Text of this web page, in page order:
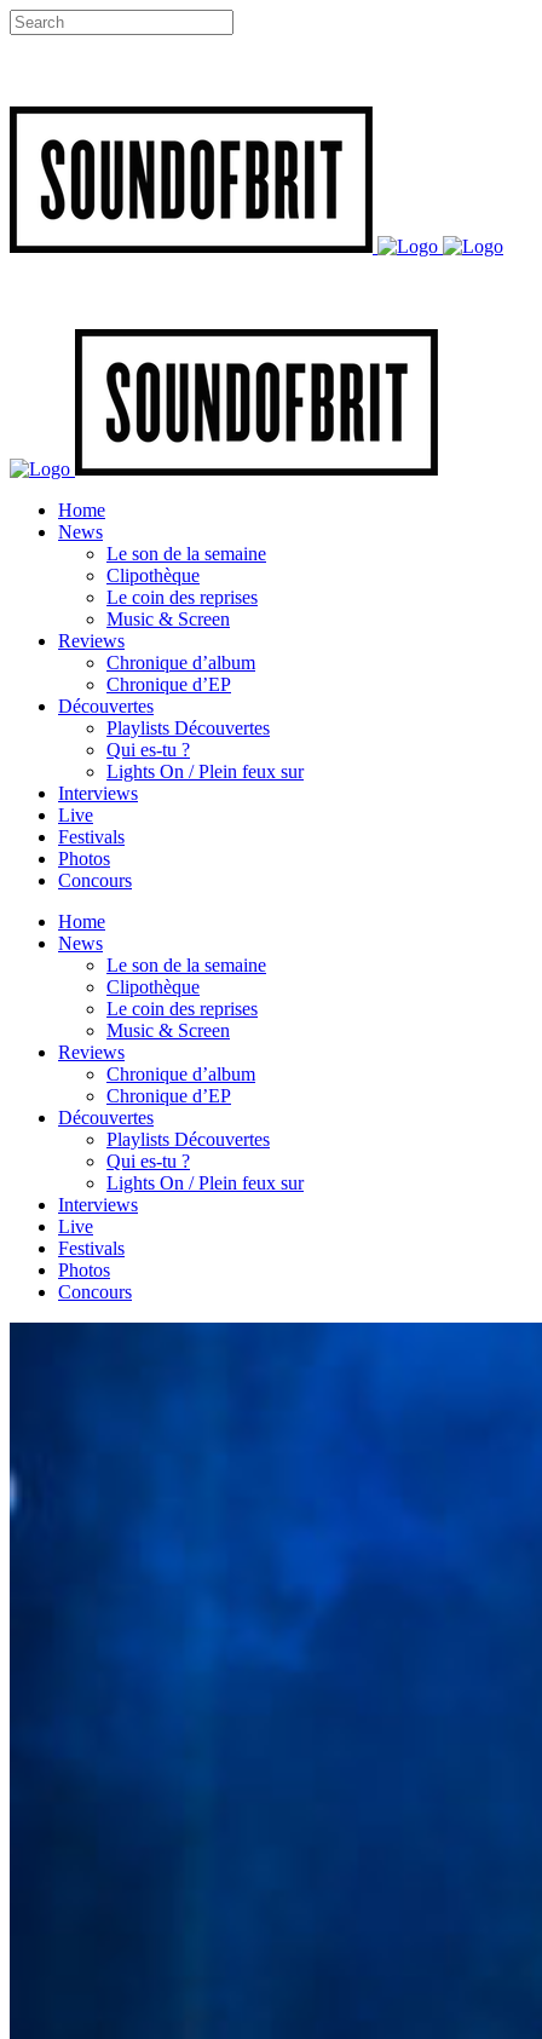
Home
News
Le son de la semaine
Clipothèque
Le coin des reprises
Music & Screen
Reviews
Chronique d’album
Chronique d’EP
Découvertes
Playlists Découvertes
Qui es-tu ?
Lights On / Plein feux sur
Interviews
Live
Festivals
Photos
Concours
Home
News
Le son de la semaine
Clipothèque
Le coin des reprises
Music & Screen
Reviews
Chronique d’album
Chronique d’EP
Découvertes
Playlists Découvertes
Qui es-tu ?
Lights On / Plein feux sur
Interviews
Live
Festivals
Photos
Concours